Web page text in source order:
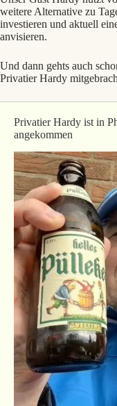
weitere Alternative zu
investieren und aktuell
anvisieren.
Und dann gehts auch
Privatier Hardy
Privatier Hardy ist in
angekommen